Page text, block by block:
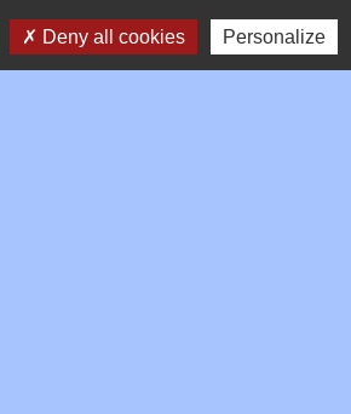
loueur en meublé professionnel
Deny all cookies Personalize